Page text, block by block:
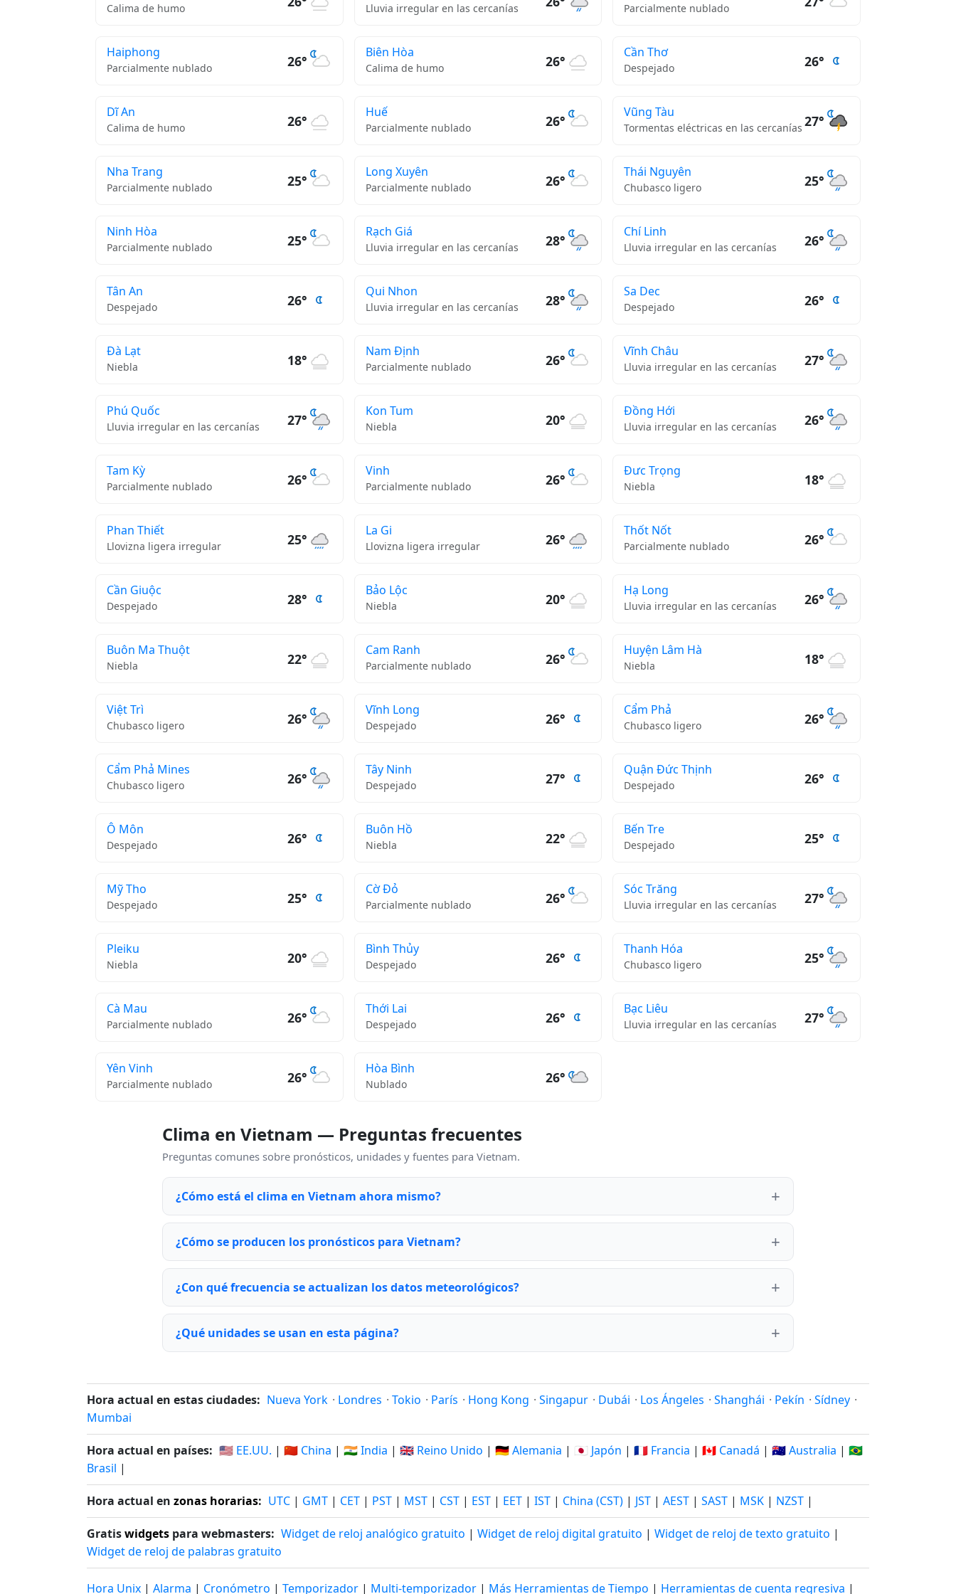
Calima de humo Lluvia irregular en las cercanías Parcialmente nublado
Haiphong
Parcialmente nublado 26°
Biên Hòa
Calima de humo 26°
Cần Thơ
Despejado 26°
Dĩ An
Calima de humo 26°
Huế
Parcialmente nublado 26°
Vũng Tàu
Tormentas eléctricas en las cercanías 27°
Nha Trang
Parcialmente nublado 25°
Long Xuyên
Parcialmente nublado 26°
Thái Nguyên
Chubasco ligero 25°
Ninh Hòa
Parcialmente nublado 25°
Rạch Giá
Lluvia irregular en las cercanías 28°
Chí Linh
Lluvia irregular en las cercanías 26°
Tân An
Despejado 26°
Qui Nhon
Lluvia irregular en las cercanías 28°
Sa Dec
Despejado 26°
Đà Lạt
Niebla 18°
Nam Định
Parcialmente nublado 26°
Vĩnh Châu
Lluvia irregular en las cercanías 27°
Phú Quốc
Lluvia irregular en las cercanías 27°
Kon Tum
Niebla 20°
Đồng Hới
Lluvia irregular en las cercanías 26°
Tam Kỳ
Parcialmente nublado 26°
Vinh
Parcialmente nublado 26°
Đưc Trọng
Niebla 18°
Phan Thiết
Llovizna ligera irregular 25°
La Gi
Llovizna ligera irregular 26°
Thốt Nốt
Parcialmente nublado 26°
Cần Giuộc
Despejado 28°
Bảo Lộc
Niebla 20°
Hạ Long
Lluvia irregular en las cercanías 26°
Buôn Ma Thuột
Niebla 22°
Cam Ranh
Parcialmente nublado 26°
Huyện Lâm Hà
Niebla 18°
Việt Trì
Chubasco ligero 26°
Vĩnh Long
Despejado 26°
Cẩm Phả
Chubasco ligero 26°
Cẩm Phả Mines
Chubasco ligero 26°
Tây Ninh
Despejado 27°
Quận Đức Thịnh
Despejado 26°
Ô Môn
Despejado 26°
Buôn Hồ
Niebla 22°
Bến Tre
Despejado 25°
Mỹ Tho
Despejado 25°
Cờ Đỏ
Parcialmente nublado 26°
Sóc Trăng
Lluvia irregular en las cercanías 27°
Pleiku
Niebla 20°
Bình Thủy
Despejado 26°
Thanh Hóa
Chubasco ligero 25°
Cà Mau
Parcialmente nublado 26°
Thới Lai
Despejado 26°
Bạc Liêu
Lluvia irregular en las cercanías 27°
Yên Vinh
Parcialmente nublado 26°
Hòa Bình
Nublado 26°
Clima en Vietnam — Preguntas frecuentes
Preguntas comunes sobre pronósticos, unidades y fuentes para Vietnam.
¿Cómo está el clima en Vietnam ahora mismo?
¿Cómo se producen los pronósticos para Vietnam?
¿Con qué frecuencia se actualizan los datos meteorológicos?
¿Qué unidades se usan en esta página?
Hora actual en estas ciudades: Nueva York · Londres · Tokio · París · Hong Kong · Singapur · Dubái · Los Ángeles · Shanghái · Pekín · Sídney ·
Mumbai
Hora actual en países: 🇺🇸 EE.UU. | 🇨🇳 China | 🇮🇳 India | 🇬🇧 Reino Unido | 🇩🇪 Alemania | 🇯🇵 Japón | 🇫🇷 Francia | 🇨🇦 Canadá | 🇦🇺 Australia | 🇧🇷
Brasil |
Hora actual en zonas horarias: UTC | GMT | CET | PST | MST | CST | EST | EET | IST | China (CST) | JST | AEST | SAST | MSK | NZST |
Gratiswidgets para webmasters: Widget de reloj analógico gratuito | Widget de reloj digital gratuito | Widget de reloj de texto gratuito |
Widget de reloj de palabras gratuito
Hora Unix | Alarma | Cronómetro | Temporizador | Multi-temporizador | Más Herramientas de Tiempo | Herramientas de cuenta regresiva |